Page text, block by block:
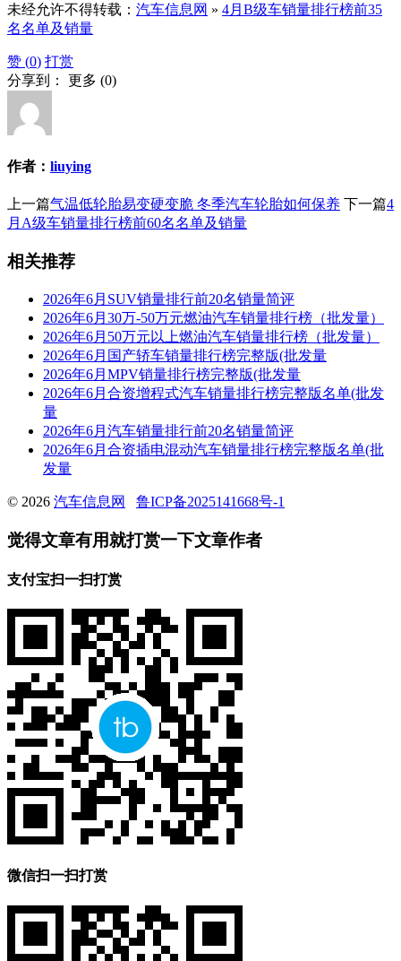
未经允许不得转载： 汽车信息网 » 4月B级车销量排行榜前35
名名单及销量
赞 (0) 打赏
分享到： 更多 (0)
作者： liuying
上一篇气温低轮胎易变硬变脆 冬季汽车轮胎如何保养 下一篇4
月A级车销量排行榜前60名名单及销量
相关推荐
2026年6月SUV销量排行前20名销量简评
2026年6月30万-50万元燃油汽车销量排行榜（批发量）
2026年6月50万元以上燃油汽车销量排行榜（批发量）
2026年6月国产轿车销量排行榜完整版(批发量
2026年6月MPV销量排行榜完整版(批发量
2026年6月合资增程式汽车销量排行榜完整版名单(批发
量
2026年6月汽车销量排行前20名销量简评
2026年6月合资插电混动汽车销量排行榜完整版名单(批
发量
© 2026 汽车信息网 鲁ICP备2025141668号-1
觉得文章有用就打赏一下文章作者
支付宝扫一扫打赏
微信扫一扫打赏